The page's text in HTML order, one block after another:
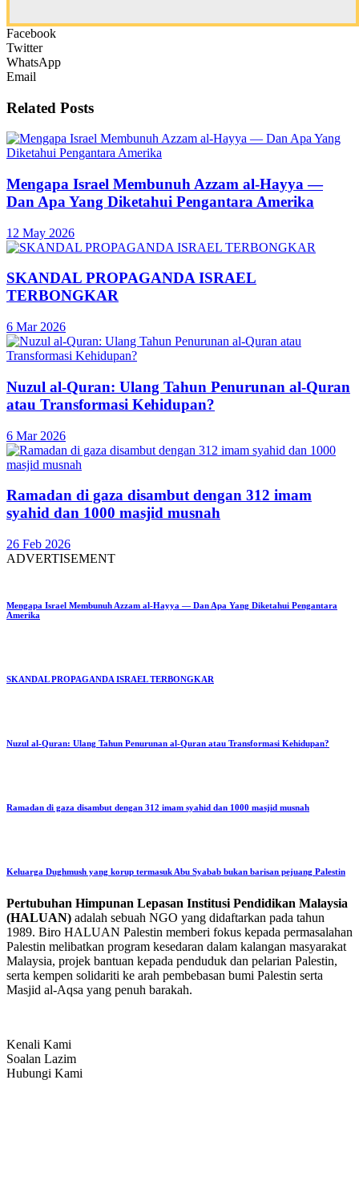
Facebook
Twitter
WhatsApp
Email
Related Posts
Mengapa Israel Membunuh Azzam al-Hayya —
Dan Apa Yang Diketahui Pengantara Amerika
12 May 2026
SKANDAL PROPAGANDA ISRAEL
TERBONGKAR
6 Mar 2026
Nuzul al-Quran: Ulang Tahun Penurunan al-Quran
atau Transformasi Kehidupan?
6 Mar 2026
Ramadan di gaza disambut dengan 312 imam
syahid dan 1000 masjid musnah
26 Feb 2026
ADVERTISEMENT
Mengapa Israel Membunuh Azzam al-Hayya — Dan Apa Yang Diketahui Pengantara
Amerika
SKANDAL PROPAGANDA ISRAEL TERBONGKAR
Nuzul al-Quran: Ulang Tahun Penurunan al-Quran atau Transformasi Kehidupan?
Ramadan di gaza disambut dengan 312 imam syahid dan 1000 masjid musnah
Keluarga Dughmush yang korup termasuk Abu Syabab bukan barisan pejuang Palestin
Pertubuhan Himpunan Lepasan Institusi Pendidikan Malaysia
(HALUAN) adalah sebuah NGO yang didaftarkan pada tahun
1989. Biro HALUAN Palestin memberi fokus kepada permasalahan
Palestin melibatkan program kesedaran dalam kalangan masyarakat
Malaysia, projek bantuan kepada penduduk dan pelarian Palestin,
serta kempen solidariti ke arah pembebasan bumi Palestin serta
Masjid al-Aqsa yang penuh barakah.
Kenali Kami
Soalan Lazim
Hubungi Kami